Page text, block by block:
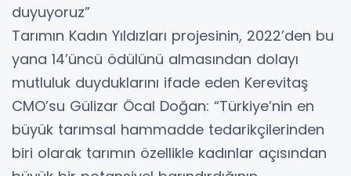
duyuyoruz”
Tarımın Kadın Yıldızları projesinin, 2022’den bu
yana 14’üncü ödülünü almasından dolayı
mutluluk duyduklarını ifade eden Kerevitaş
CMO’su Gülizar Öcal Doğan: “Türkiye’nin en
büyük tarımsal hammadde tedarikçilerinden
biri olarak tarımın özellikle kadınlar açısından